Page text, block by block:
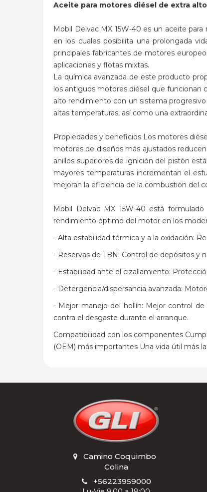
Aceite para motores diésel de extra
Mobil Delvac MX 15W-40 es un aceite
en los cuales posibilita una prolongada
principales fabricantes de motores
aplicaciones y flotas mixtas.
La química avanzada de este producto
los antiguos motores diésel que funcionan
alto rendimiento con un sistema
altas temperaturas, así como una
Propiedades y beneficios Los motores
motores de diseños más ajustados
anillos superiores de ignición del pistón
mayores temperaturas incrementan el
mejoran la eficiencia de la combustión del
Mobil Delvac MX 15W-40 está
rendimiento óptimo del motor en los
- Alta estabilidad térmica y a la oxidación:
- Reservas de TBN: Control de depósitos y
- Estabilidad ante el cizallamiento:
- Detergencia/dispersancia avanzada:
- Mejor manejo del hollín: Mejor control
contra el desgaste durante el arranque.
Compatibilidad con los componentes
(OEM) más importantes Una vida útil más
Camino Coquimbo
Colina
+56223959000